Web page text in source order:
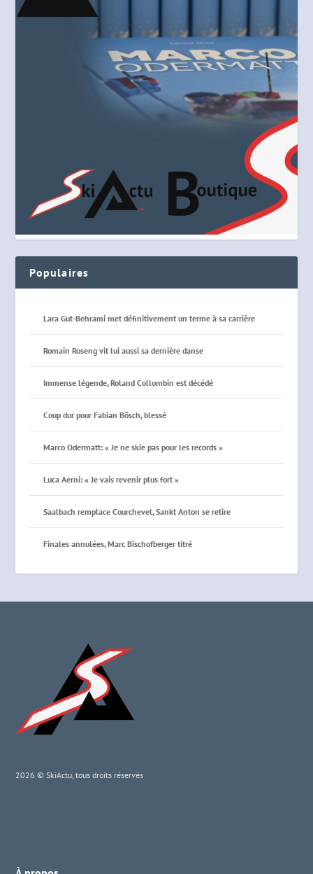
Populaires
Lara Gut-Behrami met définitivement un terme à sa carrière
Romain Roseng vit lui aussi sa dernière danse
Immense légende, Roland Collombin est décédé
Coup dur pour Fabian Bösch, blessé
Marco Odermatt: « Je ne skie pas pour les records »
Luca Aerni: « Je vais revenir plus fort »
Saalbach remplace Courchevel, Sankt Anton se retire
Finales annulées, Marc Bischofberger titré
2026 © SkiActu, tous droits réservés